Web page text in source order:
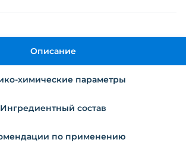
Описание
Физико-химические параметры
Ингредиентный состав
Рекомендации по применению